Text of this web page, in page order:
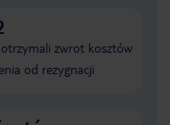
zwrot kosztów
od rezygnacji